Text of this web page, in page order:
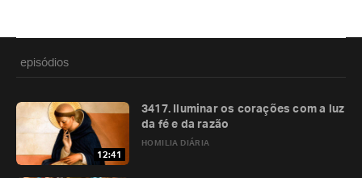
episódios
12:41
HOMILIA DIÁRIA
3417. Iluminar os corações com a luz
da fé e da razão